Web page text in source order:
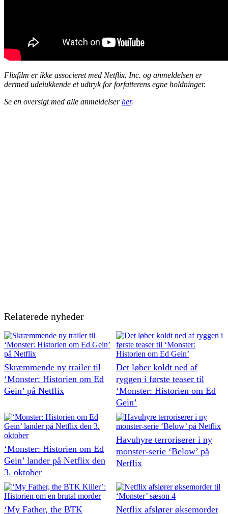
Flixfilm er ikke associeret med Netflix. Inc. og anmeldelsen er
dermed udelukkende et udtryk for forfatterens egne holdninger.
Se en oversigt med alle anmeldelserher.
Relaterede nyheder
Skræmmende ny trailer til
‘Monster: Historien om Ed
Gein’ på Netflix
Det løber koldt ned af
ryggen i første teaser til
‘Monster: Historien om Ed
Gein’
‘Monster: Historien om Ed
Gein’ lander på Netflix den
3. oktober
Havuhyre terroriserer i ny
monster-serie ‘Below’ på
Netflix
‘My Father, the BTK
Netflix afslører øksemorder